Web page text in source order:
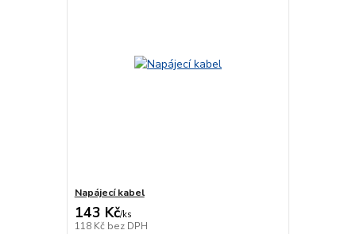
Napájecí kabel
143 Kč/ks
118 Kč bez DPH